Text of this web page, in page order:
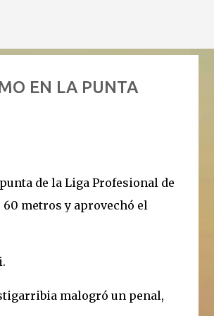
EN LA PUNTA
de la Liga Profesional de
60 metros y aprovechó el
malogró un penal,